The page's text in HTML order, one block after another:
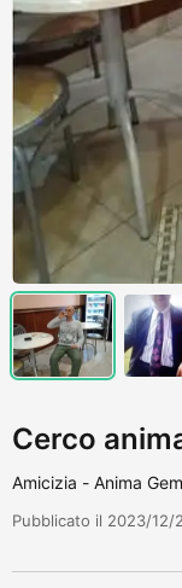
Cerco
Amicizia - Anima
Pubblicato il 2023/12/